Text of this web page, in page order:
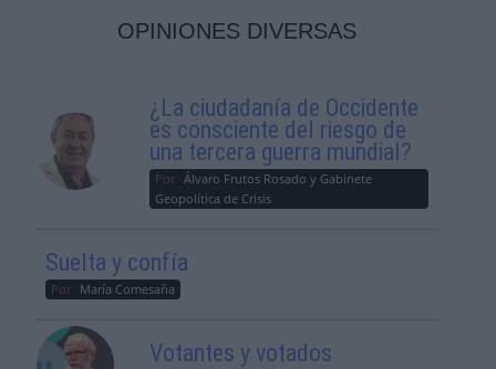
OPINIONES DIVERSAS
¿La ciudadanía de Occidente
es consciente del riesgo de
una tercera guerra mundial?
Por Álvaro Frutos Rosado y Gabinete
Geopolítica de Crisis
Suelta y confía
Por María Comesaña
Votantes y votados